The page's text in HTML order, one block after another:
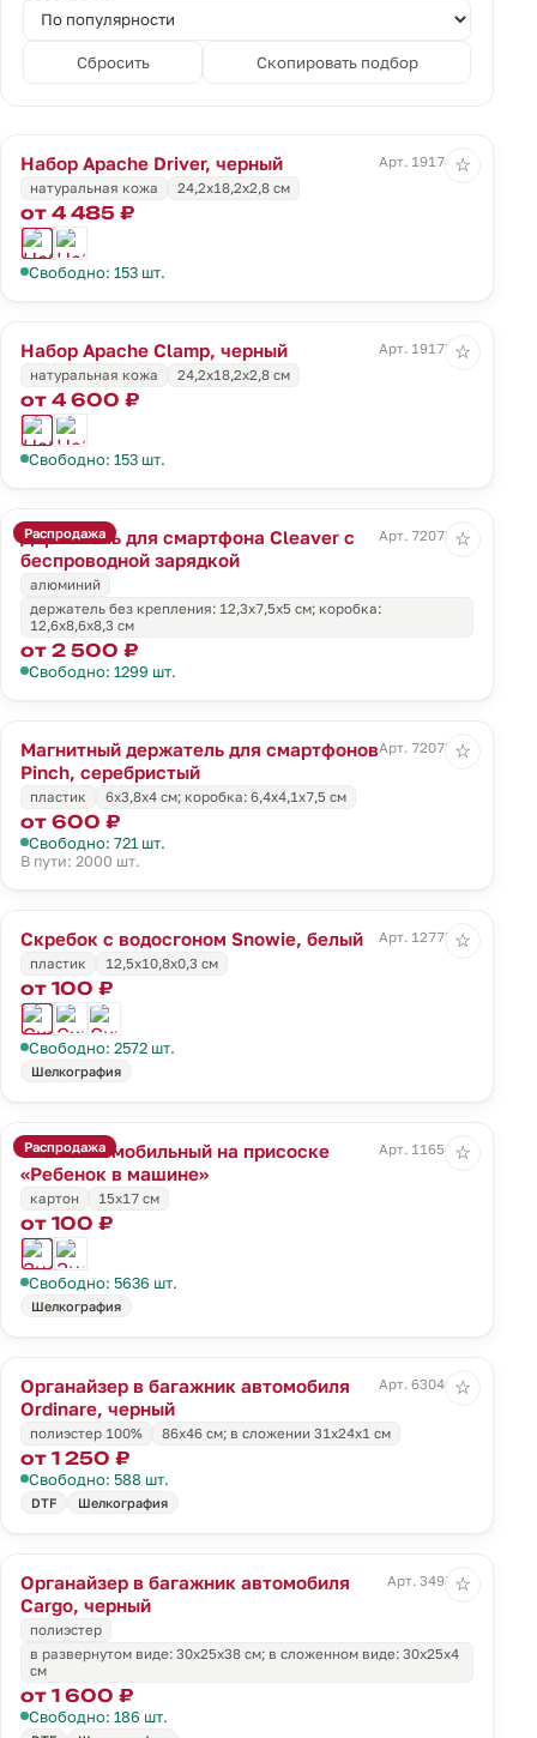
Сбросить Скопировать подбор
Набор Apache Driver, черный
Арт. 19174.30
натуральная кожа
24,2х18,2х2,8 см
от 4 485 ₽
Свободно: 153 шт.
☆
Набор Apache Clamp, черный
Арт. 19175.30
натуральная кожа
24,2х18,2х2,8 см
от 4 600 ₽
Свободно: 153 шт.
☆
Распродажа
Держатель для смартфона Cleaver с
беспроводной зарядкой
Арт. 72072.10
алюминий
держатель без крепления: 12,3х7,5х5 см; коробка:
12,6х8,6х8,3 см
от 2 500 ₽
Свободно: 1299 шт.
☆
Магнитный держатель для смартфонов
Pinch, серебристый
Арт. 72073.10
пластик 6х3,8х4 см; коробка: 6,4х4,1х7,5 см
от 600 ₽
Свободно: 721 шт.
В пути: 2000 шт.
☆
Скребок с водосгоном Snowie, белый
Арт. 12775.60
пластик
12,5x10,8x0,3 см
от 100 ₽
Свободно: 2572 шт.
Шелкография
☆
Распродажа
Знак автомобильный на присоске
«Ребенок в машине»
Арт. 11656.02
картон 15х17 см
от 100 ₽
Свободно: 5636 шт.
Шелкография
☆
Органайзер в багажник автомобиля
Ordinare, черный
Арт. 63046.30
полиэстер 100% 86х46 см; в сложении 31x24x1 см
от 1 250 ₽
Свободно: 588 шт.
DTF Шелкография
☆
Органайзер в багажник автомобиля
Cargo, черный
Арт. 3497.30
полиэстер
в развернутом виде: 30х25х38 см; в сложенном виде: 30х25х4
см
от 1 600 ₽
Свободно: 186 шт.
☆